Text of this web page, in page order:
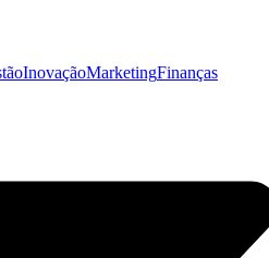
InovaçãoMarketingFinanças